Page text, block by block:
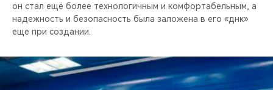
он стал ещё более технологичным и комфортабельным, а
надежность и безопасность была заложена в его «днк»
еще при создании.